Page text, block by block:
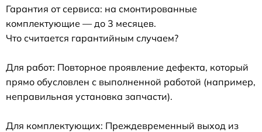
Гарантия от сервиса: на смонтированные
комплектующие — до 3 месяцев.
Что считается гарантийным случаем?
Для работ: Повторное проявление дефекта, который
прямо обусловлен с выполненной работой (например,
неправильная установка запчасти).
Для комплектующих: Преждевременный выход из